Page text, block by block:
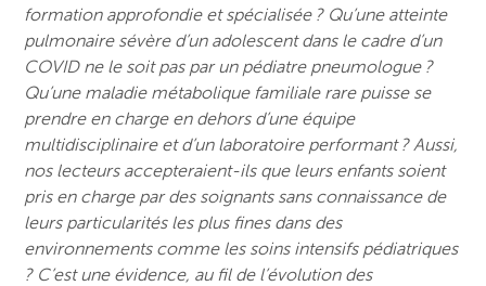
formation approfondie et spécialisée ? Qu’une atteinte
pulmonaire sévère d’un adolescent dans le cadre d’un
COVID ne le soit pas par un pédiatre pneumologue ?
Qu’une maladie métabolique familiale rare puisse se
prendre en charge en dehors d’une équipe
multidisciplinaire et d’un laboratoire performant ? Aussi,
nos lecteurs accepteraient-ils que leurs enfants soient
pris en charge par des soignants sans connaissance de
leurs particularités les plus fines dans des
environnements comme les soins intensifs pédiatriques
? C’est une évidence, au fil de l’évolution des